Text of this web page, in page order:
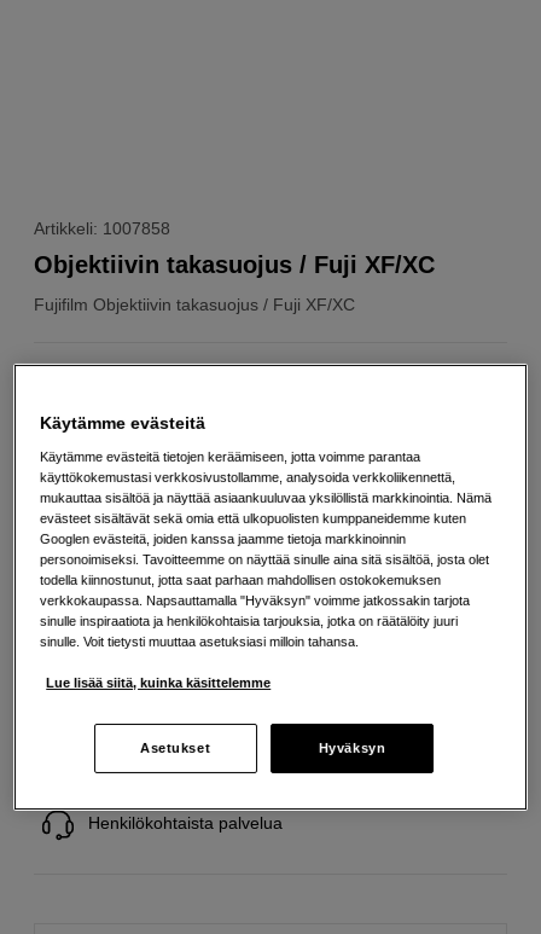
Artikkeli: 1007858
Fujifilm Objektiivin takasuojus / Fuji XF/XC
Objektiivin takasuojus / Fuji XF/XC
9 EUR
Maksa heti tai jaa useampaan osamaksuun Lue lisää
Määrä
Lisää ostoskoriin
Ilmainen toimitus yli 200 EUR ostoksille
Osta nyt ja maksa myöhemmin
Henkilökohtaista palvelua
Käytämme evästeitä
Käytämme evästeitä tietojen keräämiseen, jotta voimme parantaa
käyttökokemustasi verkkosivustollamme, analysoida verkkoliikennettä,
mukauttaa sisältöä ja näyttää asiaankuuluvaa yksilöllistä markkinointia. Nämä
evästeet sisältävät sekä omia että ulkopuolisten kumppaneidemme kuten
Googlen evästeitä, joiden kanssa jaamme tietoja markkinoinnin
personoimiseksi. Tavoitteemme on näyttää sinulle aina sitä sisältöä, josta olet
todella kiinnostunut, jotta saat parhaan mahdollisen ostokokemuksen
verkkokaupassa. Napsauttamalla "Hyväksyn" voimme jatkossakin tarjota
sinulle inspiraatiota ja henkilökohtaisia tarjouksia, jotka on räätälöity juuri
sinulle. Voit tietysti muuttaa asetuksiasi milloin tahansa.
Lue lisää siitä, kuinka käsittelemme
Asetukset Hyväksyn